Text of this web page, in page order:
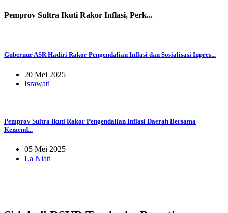
Pemprov Sultra Ikuti Rakor Inflasi, Perk...
Gubernur ASR Hadiri Rakor Pengendalian Inflasi dan Sosialisasi Inpres...
20 Mei 2025
Israwati
Pemprov Sultra Ikuti Rakor Pengendalian Inflasi Daerah Bersama
Kemend...
05 Mei 2025
La Niati